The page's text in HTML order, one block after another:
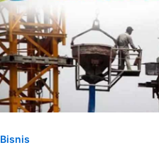
Bisnis